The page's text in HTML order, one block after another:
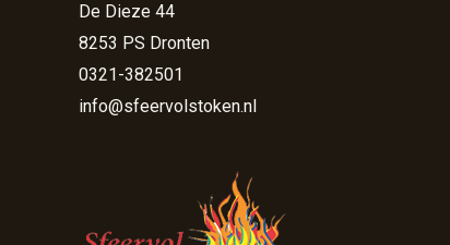
De Dieze 44
8253 PS Dronten
0321-382501
info@sfeervolstoken.nl